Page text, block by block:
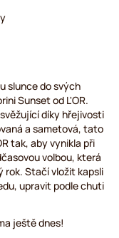
slunce do svých
Sunset od L'OR.
díky hřejivosti
a sametová, tato
tak, aby vynikla při
volbou, která
rok. Stačí vložit kapsli
upravit podle chuti
ještě dnes!